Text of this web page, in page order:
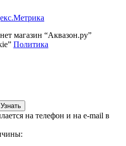
магазин “Аквазон.ру”
Политика
Узнать
на телефон и на e-mail в